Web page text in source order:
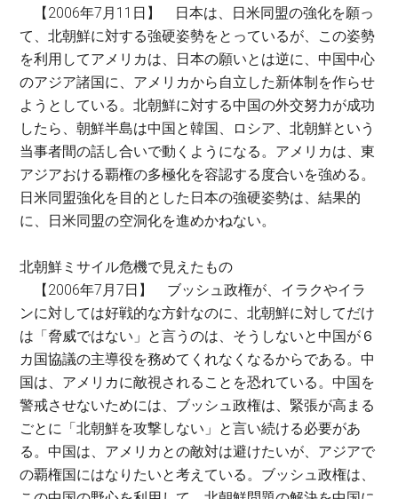
【2006年7月11日】 日本は、日米同盟の強化を願っ
て、北朝鮮に対する強硬姿勢をとっているが、この姿勢
を利用してアメリカは、日本の願いとは逆に、中国中心
のアジア諸国に、アメリカから自立した新体制を作らせ
ようとしている。北朝鮮に対する中国の外交努力が成功
したら、朝鮮半島は中国と韓国、ロシア、北朝鮮という
当事者間の話し合いで動くようになる。アメリカは、東
アジアおける覇権の多極化を容認する度合いを強める。
日米同盟強化を目的とした日本の強硬姿勢は、結果的
に、日米同盟の空洞化を進めかねない。
北朝鮮ミサイル危機で見えたもの
【2006年7月7日】 ブッシュ政権が、イラクやイラ
ンに対しては好戦的な方針なのに、北朝鮮に対してだけ
は「脅威ではない」と言うのは、そうしないと中国が６
カ国協議の主導役を務めてくれなくなるからである。中
国は、アメリカに敵視されることを恐れている。中国を
警戒させないためには、ブッシュ政権は、緊張が高まる
ごとに「北朝鮮を攻撃しない」と言い続ける必要があ
る。中国は、アメリカとの敵対は避けたいが、アジアで
の覇権国にはなりたいと考えている。ブッシュ政権は、